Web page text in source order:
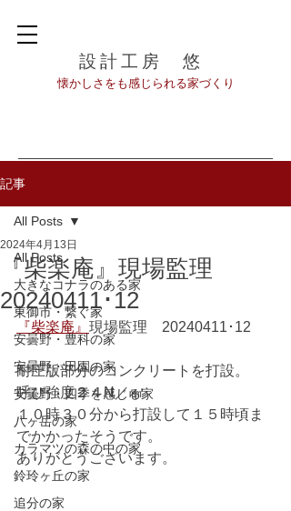
設計工房 悠
​懐かしさをも感じられる家づくり
記事
All Posts
大きなコナラのある家
東御市・繋ぐ家
安曇野・豊科の家
安曇野・田園の家
安曇野・四季を感じる家
八ヶ岳の家
カラマツの森の中の家
鈴玲ヶ丘の家
追分の家
All Posts
『柴楽庵』現場監理
20240411･12
2024年4月13日
『柴楽庵』 現場監理　20240411･12
耐圧版部分のコンクリートを打設。
呼び強度２４N／㎟
１０時３０分から打設して１５時頃ま
でかかったそうです。
ありがとうございます。